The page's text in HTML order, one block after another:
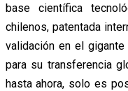
base científica
chilenos, patentada
validación en el gigante
para su transferencia
hasta ahora, solo es